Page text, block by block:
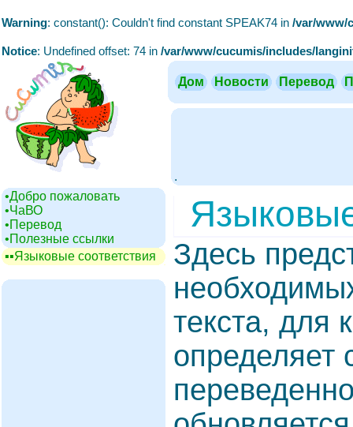
Warning: constant(): Couldn't find constant SPEAK74 in /var/www/
Notice: Undefined offset: 74 in /var/www/cucumis/includes/
Дом Новости Перевод
.
•‎Добро пожаловать
•‎ЧаВО
•‎Перевод
•‎Полезные ссылки
▪▪‎Языковые соответствия
Здесь
текста, для
определяет